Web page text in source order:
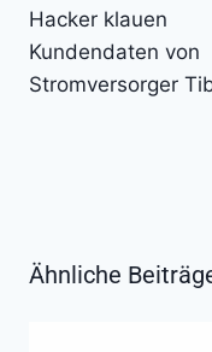
Hacker klauen
Kundendaten von
Stromversorger
Ähnliche